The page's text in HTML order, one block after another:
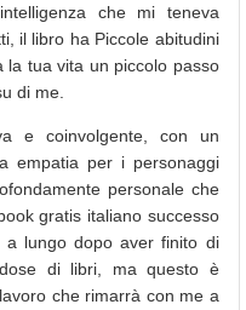
che mi teneva
il libro ha Piccole abitudini
la tua vita un piccolo passo
di me.
e coinvolgente, con un
empatia per i personaggi
personale che
gratis italiano successo
a lungo dopo aver finito di
di libri, ma questo è
che rimarrà con me a